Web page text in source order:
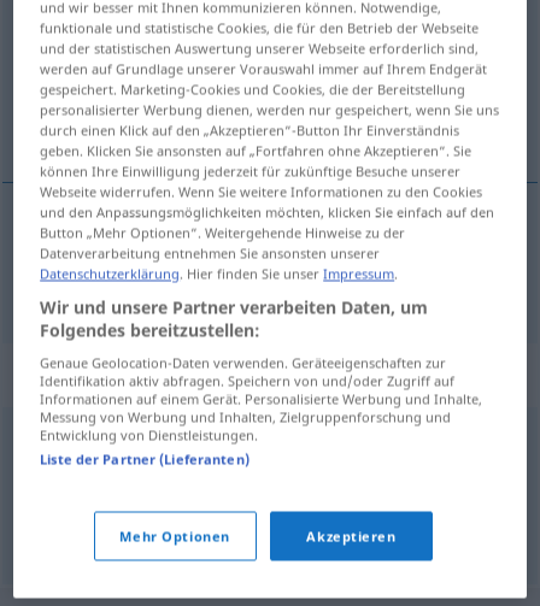
Übersicht aller Übersetzungen
(Für mehr Details die Übersetzung anklicken/antippen)
tušit
<vy>tušit ahnen
Synonyme für "ahnen"
voraussehen,vorausahnen
© OpenThesaurus.de
und wir besser mit Ihnen kommunizieren können. Notwendige,
funktionale und statistische Cookies, die für den Betrieb der Webseite
und der statistischen Auswertung unserer Webseite erforderlich sind,
werden auf Grundlage unserer Vorauswahl immer auf Ihrem Endgerät
gespeichert. Marketing-Cookies und Cookies, die der Bereitstellung
personalisierter Werbung dienen, werden nur gespeichert, wenn Sie uns
durch einen Klick auf den „Akzeptieren“-Button Ihr Einverständnis
geben. Klicken Sie ansonsten auf „Fortfahren ohne Akzeptieren“. Sie
können Ihre Einwilligung jederzeit für zukünftige Besuche unserer
Webseite widerrufen. Wenn Sie weitere Informationen zu den Cookies
und den Anpassungsmöglichkeiten möchten, klicken Sie einfach auf den
Button „Mehr Optionen“. Weitergehende Hinweise zu der
Datenverarbeitung entnehmen Sie ansonsten unserer
Datenschutzerklärung . Hier finden Sie unserImpressum
Wir und unsere Partner verarbeiten Daten, um
Folgendes bereitzustellen:
Genaue Geolocation-Daten verwenden. Geräteeigenschaften zur
Identifikation aktiv abfragen. Speichern von und/oder Zugriff auf
Informationen auf einem Gerät. Personalisierte Werbung und Inhalte,
Messung von Werbung und Inhalten, Zielgruppenforschung und
Entwicklung von Dienstleistungen.
Liste der Partner (Lieferanten)
Mehr Optionen Akzeptieren